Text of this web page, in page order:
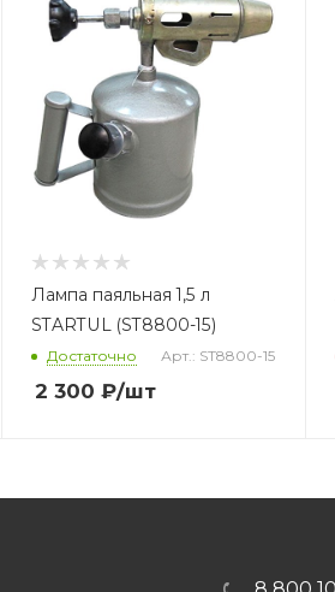
Лампа паяльная 1,5 л
STARTUL (ST8800-15)
Достаточно Арт.: ST8800-15
2 300 ₽/шт